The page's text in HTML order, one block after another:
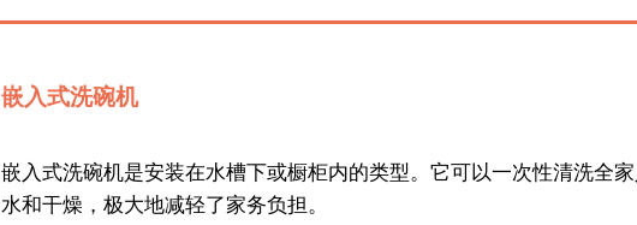
嵌入式洗碗机
嵌入式洗碗机是安装在水槽下或橱柜内的类型。它可以一次性清洗全
水和干燥，极大地减轻了家务负担。